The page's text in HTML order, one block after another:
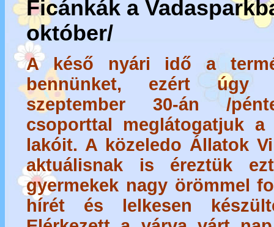
Ficánkák a
október/
A késő nyári idő a
bennünket, ezért úgy
szeptember 30-án /
csoporttal meglátogatjuk a
lakóit. A közeledo Állatok
aktuálisnak is éreztük
gyermekek nagy örömmel
hírét és lelkesen